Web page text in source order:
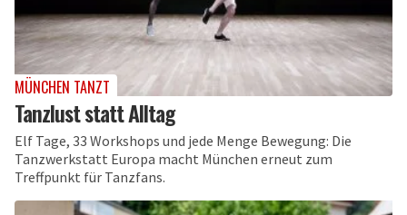
MÜNCHEN TANZT
Tanzlust statt Alltag
Elf Tage, 33 Workshops und jede Menge Bewegung: Die
Tanzwerkstatt Europa macht München erneut zum
Treffpunkt für Tanzfans.